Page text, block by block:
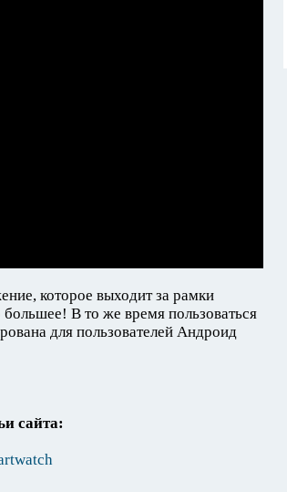
которое выходит за рамки
большее! В то же время пользоваться
для пользователей Андроид
сайта: